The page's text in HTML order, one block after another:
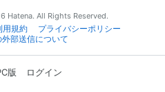
Hatena. All Rights Reserved.
用規約
プライバシーポリシー
部送信について
版 ログイン